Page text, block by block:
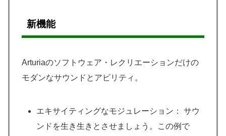
新機能
Arturiaのソフトウェア・レクリエーションだけの
モダンなサウンドとアビリティ。
エキサイティングなモジュレーション： サウ
ンドを生き生きとさせましょう。この例で